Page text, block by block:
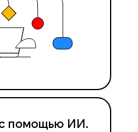
помощью ИИ.